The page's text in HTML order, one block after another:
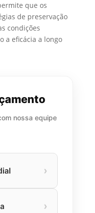
que os
de preservação
condições
a eficácia a longo
nossa equipe
›
›